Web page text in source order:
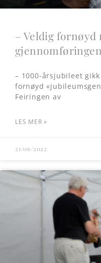
– Veldig fornøyd
– 1000-årsjubileet
fornøyd
Feiringen av
LES MER »
21/06/2022